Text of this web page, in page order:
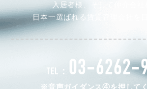
入居者様、そして仲介会社
日本一選ばれる賃貸管理会社を
TEL： 03-6262-
※音声ガイダンス④を押して